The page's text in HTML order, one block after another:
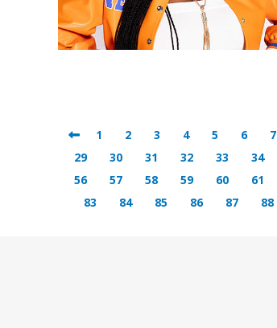
1 2 3 4 5 6 7
29
30 31 32 33 34
56
57 58 59 60 61
83
84 85 86 87 88